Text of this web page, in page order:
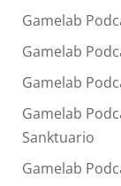
Gamelab
Gamelab
Gamelab
Gamelab
Sanktuario
Gamelab